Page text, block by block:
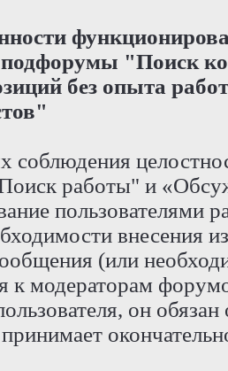
"Поиск
без опыта
соблюдения
работы" и
внесения
(или
к модераторам
он